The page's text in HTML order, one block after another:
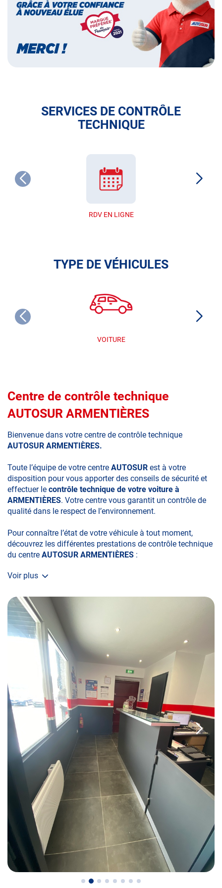
SERVICES DE CONTRÔLE
TECHNIQUE
RDV EN LIGNE
TYPE DE VÉHICULES
VOITURE
Centre de contrôle technique
AUTOSUR ARMENTIÈRES
Bienvenue dans votre centre de contrôle technique
AUTOSUR ARMENTIÈRES.
Toute l’équipe de votre centre AUTOSUR est à votre
disposition pour vous apporter des conseils de sécurité et
effectuer le contrôle technique de votre voiture à
ARMENTIÈRES. Votre centre vous garantit un contrôle de
qualité dans le respect de l’environnement.
Pour connaître l’état de votre véhicule à tout moment,
découvrez les différentes prestations de contrôle technique
du centre AUTOSUR ARMENTIÈRES :
• le contrôle technique obligatoire
• la contre-visite
• le contrôle pollution
• le contrôle des véhicules hybrides ou électriques
• le contrôle technique des véhicules GPL/Gaz*
• le contrôle de la Catégorie L (moto, scooter, mobylette, 3
roues, quad, voiturette, voiture sans permis)
• le pré-contrôle contrôle technique ou contrôle technique
volontaire / partiel
N’attendez plus pour votre sécurité et faire vérifier votre
véhicule : Prenez RDV dans votrecentre de contrôle
technique.
A très bientôt chez AUTOSUR ARMENTIÈRES
*Prestation à vérifier auprès du centre
Voir plus